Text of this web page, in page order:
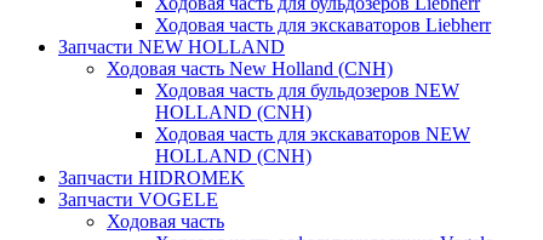
Ходовая часть для экскаваторов Liebherr
Запчасти NEW HOLLAND
Ходовая часть New Holland (CNH)
Ходовая часть для бульдозеров NEW
HOLLAND (CNH)
Ходовая часть для экскаваторов NEW
HOLLAND (CNH)
Запчасти HIDROMEK
Запчасти VOGELE
Ходовая часть